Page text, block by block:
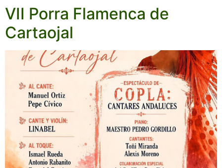
VII Porra Flamenca de
Cartaojal